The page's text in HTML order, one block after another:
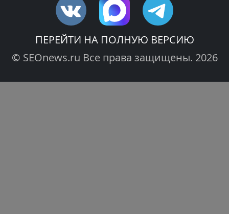
ПЕРЕЙТИ НА ПОЛНУЮ ВЕРСИЮ
© SEOnews.ru Все права защищены. 2026